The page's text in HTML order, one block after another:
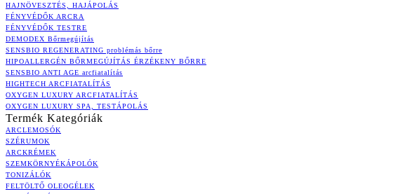
HAJNÖVESZTÉS, HAJÁPOLÁS
FÉNYVÉDŐK ARCRA
FÉNYVÉDŐK TESTRE
DEMODEX Bőrmegújítás
SENSBIO REGENERATING problémás bőrre
HIPOALLERGÉN BŐRMEGÚJÍTÁS ÉRZÉKENY BŐRRE
SENSBIO ANTI AGE arcfiatalítás
HIGHTECH ARCFIATALÍTÁS
OXYGEN LUXURY ARCFIATALÍTÁS
OXYGEN LUXURY SPA, TESTÁPOLÁS
Termék Kategóriák
ARCLEMOSÓK
SZÉRUMOK
ARCKRÉMEK
SZEMKÖRNYÉKÁPOLÓK
TONIZÁLÓK
FELTÖLTŐ OLEOGÉLEK